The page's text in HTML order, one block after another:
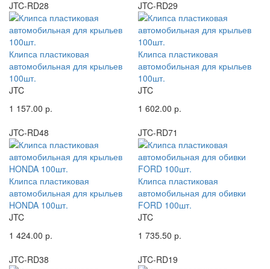
JTC-RD28
Клипса пластиковая
автомобильная для крыльев
100шт.
JTC
1 157.00 р.
JTC-RD29
Клипса пластиковая
автомобильная для крыльев
100шт.
JTC
1 602.00 р.
JTC-RD48
Клипса пластиковая
автомобильная для крыльев
HONDA 100шт.
JTC
1 424.00 р.
JTC-RD71
Клипса пластиковая
автомобильная для обивки
FORD 100шт.
JTC
1 735.50 р.
JTC-RD38
JTC-RD19